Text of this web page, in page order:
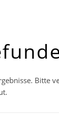
Bitte